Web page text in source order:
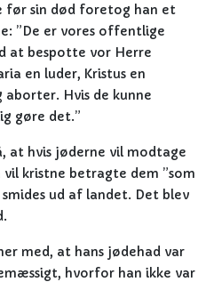
før sin død foretog han et
”De er vores offentlige
at bespotte vor Herre
en luder, Kristus en
Hvis de kunne
gøre det.”
at hvis jøderne vil modtage
vil kristne betragte dem ”som
smides ud af landet. Det blev
med, at hans jødehad var
hvorfor han ikke var